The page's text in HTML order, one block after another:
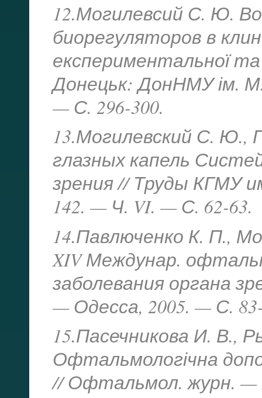
12.Могилевсий С. Ю.
биорегуляторов в
експериментальної
Донецьк: ДонНМУ ім.
— С. 296-300.
13.Могилевский С. Ю.,
глазных капель
зрения // Труды КГМУ
142. — Ч. VI. — С. 62-63.
14.Павлюченко К. П.,
XIV Междунар.
заболевания органа
— Одесса, 2005. — С.
15.Пасечникова И. В.,
Офтальмологічна
// Офтальмол. журн. —